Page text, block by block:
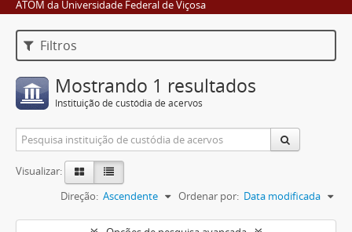
ATOM da Universidade Federal de Viçosa
Filtros
Mostrando 1 resultados
Instituição de custódia de acervos
Visualizar:
Ordenar por: Data modificada
Direção: Ascendente